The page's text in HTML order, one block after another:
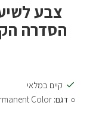
צבע
קיים במלאי
דגם: Color